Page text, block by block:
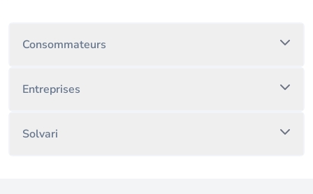
Consommateurs
Entreprises
Solvari